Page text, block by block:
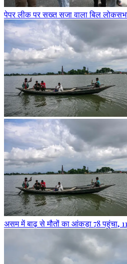
पेपर लीक पर सख्त सजा वाला बिल
असम में बाढ़ से मौतों का आंकड़ा 78 पहुंचा,